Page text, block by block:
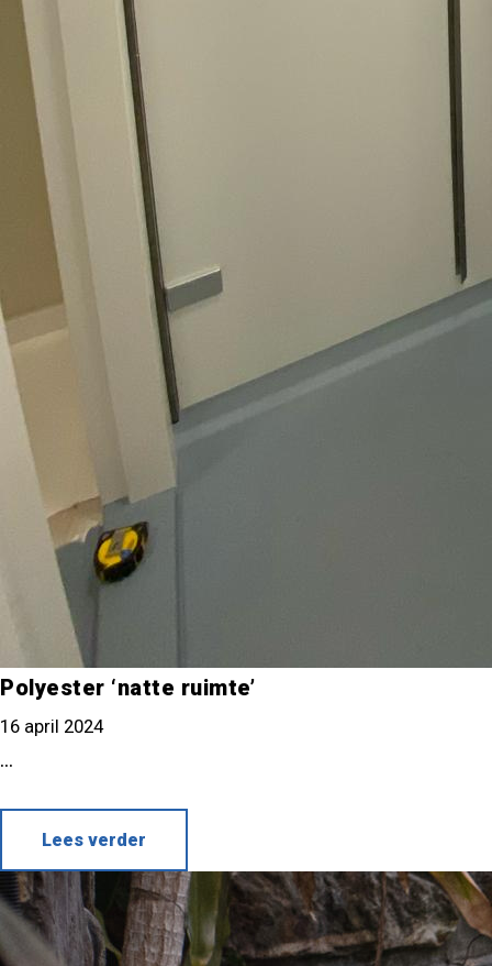
Polyester ‘natte ruimte’
16 april 2024
...
Lees verder